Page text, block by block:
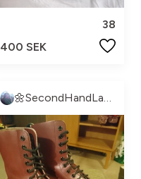
38
400 SEK